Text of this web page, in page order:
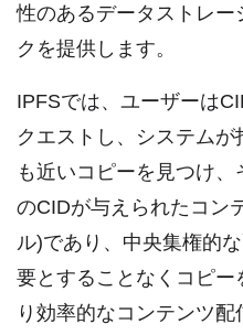
性のあるデータストレ
クを提供します。
IPFSでは、ユーザーは
クエストし、システム
も近いコピーを見つけ
のCIDが与えられたコン
ル)であり、中央集権的
要とすることなくコピー
り効率的なコンテンツ